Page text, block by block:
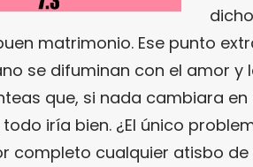
matrimonio. Ese punto
se difuminan con el amor y
que, si nada cambiara
iría bien. ¿El único
completo cualquier atisbo de